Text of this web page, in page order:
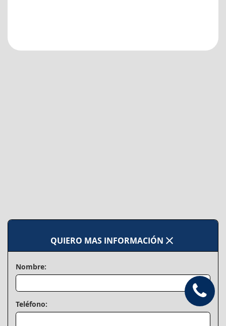
QUIERO MAS INFORMACIÓN close
Nombre:
Teléfono: